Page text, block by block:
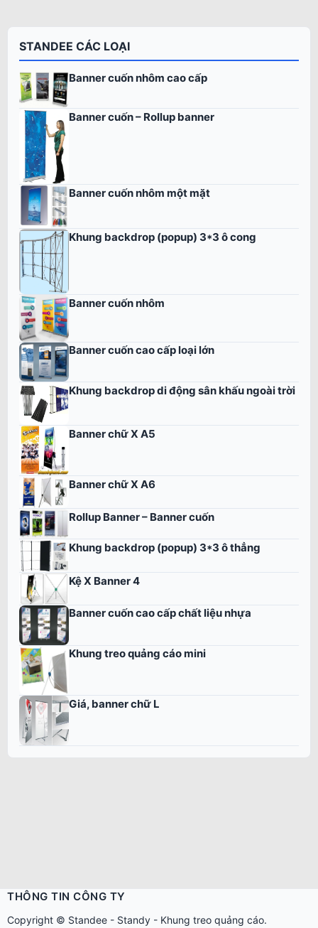
STANDEE CÁC LOẠI
Banner cuốn nhôm cao cấp
Banner cuốn – Rollup banner
Banner cuốn nhôm một mặt
Khung backdrop (popup) 3*3 ô cong
Banner cuốn nhôm
Banner cuốn cao cấp loại lớn
Khung backdrop di động sân khấu ngoài trời
Banner chữ X A5
Banner chữ X A6
Rollup Banner – Banner cuốn
Khung backdrop (popup) 3*3 ô thẳng
Kệ X Banner 4
Banner cuốn cao cấp chất liệu nhựa
Khung treo quảng cáo mini
Giá, banner chữ L
THÔNG TIN CÔNG TY
Copyright © Standee - Standy - Khung treo quảng cáo.